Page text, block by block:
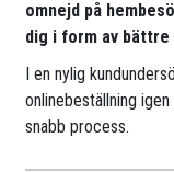
omnejd på
dig i form av bättre
I en nylig
onlinebeställning igen
snabb process.